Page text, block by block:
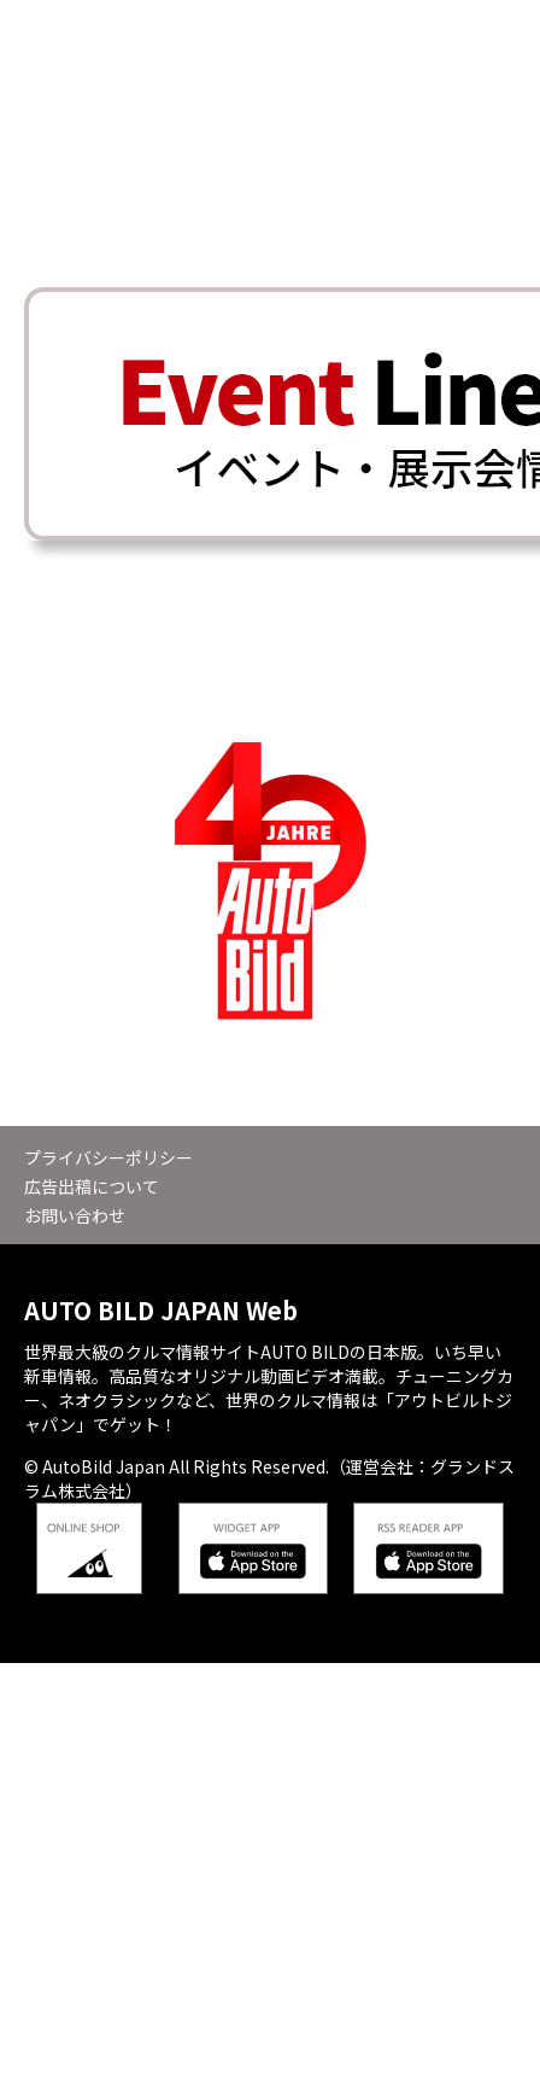
プライバシーポリシー
広告出稿について
お問い合わせ
AUTO BILD JAPAN Web
世界最大級のクルマ情報サイトAUTO BILDの日本版。いち早い
新車情報。高品質なオリジナル動画ビデオ満載。チューニングカ
ー、ネオクラシックなど、世界のクルマ情報は「アウトビルトジ
ャパン」でゲット！
© AutoBild Japan All Rights Reserved.（運営会社：グランドス
ラム株式会社）